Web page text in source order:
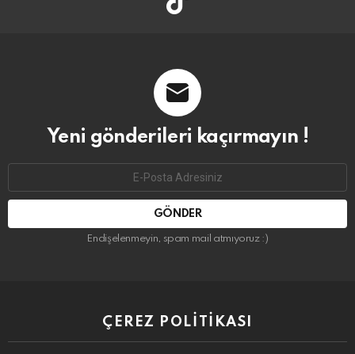
Yeni gönderileri kaçırmayın !
Endişelenmeyin, spam mail atmıyoruz :)
ÇEREZ POLITIKASI